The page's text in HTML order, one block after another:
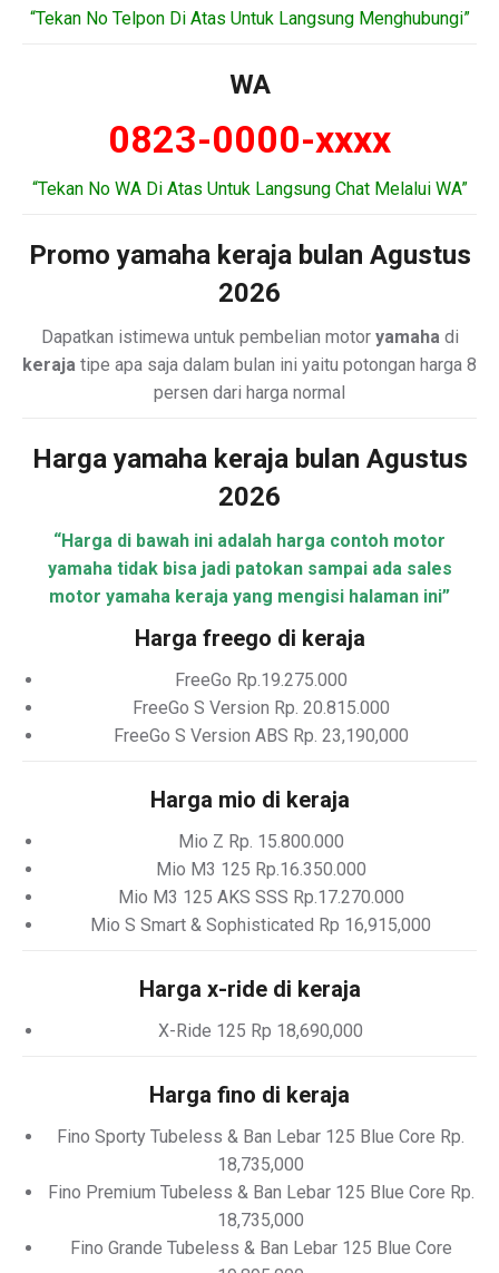
“Tekan No Telpon Di Atas Untuk Langsung Menghubungi”
WA
0823-0000-xxxx
“Tekan No WA Di Atas Untuk Langsung Chat Melalui WA”
Promo yamaha keraja bulan Agustus
2026
Dapatkan istimewa untuk pembelian motor yamahadi
keraja tipe apa saja dalam bulan ini yaitu potongan harga 8
persen dari harga normal
Harga yamaha keraja bulan Agustus
2026
“Harga di bawah ini adalah harga contoh motor
yamaha tidak bisa jadi patokan sampai ada sales
motor yamaha keraja yang mengisi halaman ini”
Harga freego di keraja
FreeGo Rp.19.275.000
FreeGo S Version Rp. 20.815.000
FreeGo S Version ABS Rp. 23,190,000
Harga mio di keraja
Mio Z Rp. 15.800.000
Mio M3 125 Rp.16.350.000
Mio M3 125 AKS SSS Rp.17.270.000
Mio S Smart & Sophisticated Rp 16,915,000
Harga x-ride di keraja
X-Ride 125 Rp 18,690,000
Harga fino di keraja
Fino Sporty Tubeless & Ban Lebar 125 Blue Core Rp.
18,735,000
Fino Premium Tubeless & Ban Lebar 125 Blue Core Rp.
18,735,000
Fino Grande Tubeless & Ban Lebar 125 Blue Core